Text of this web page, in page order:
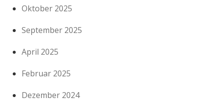
Oktober 2025
September 2025
April 2025
Februar 2025
Dezember 2024